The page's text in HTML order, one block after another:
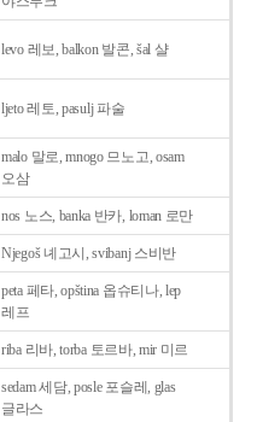
levo 레보, balkon 발콘, šal 샬
ljeto 레토, pasulj 파술
malo 말로, mnogo 므노고, osam
오삼
nos 노스, banka 반카, loman 로만
Njegoš 녜고시, svibanj 스비반
peta 페타, opština 옵슈티나, lep
레프
riba 리바, torba 토르바, mir 미르
sedam 세담, posle 포슬레, glas
글라스